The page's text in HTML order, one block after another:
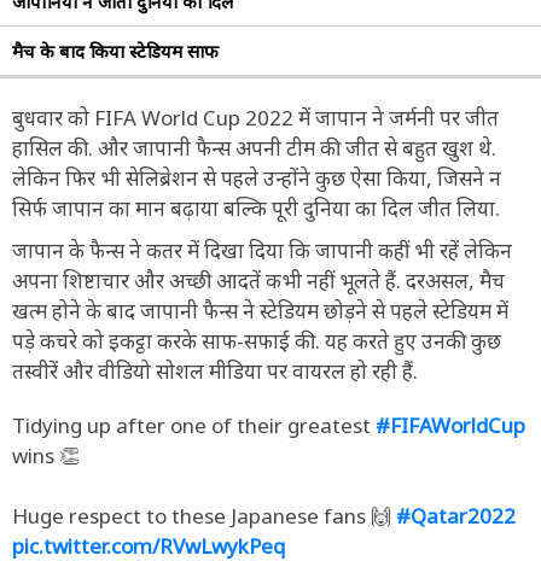
मैच के बाद किया स्टेडियम साफ
बुधवार को FIFA World Cup 2022 में जापान ने जर्मनी पर जीत
हासिल की. और जापानी फैन्स अपनी टीम की जीत से बहुत खुश थे.
लेकिन फिर भी सेलिब्रेशन से पहले उन्होंने कुछ ऐसा किया, जिसने न
सिर्फ जापान का मान बढ़ाया बल्कि पूरी दुनिया का दिल जीत लिया.
जापान के फैन्स ने कतर में दिखा दिया कि जापानी कहीं भी रहें लेकिन
अपना शिष्टाचार और अच्छी आदतें कभी नहीं भूलते हैं. दरअसल, मैच
खत्म होने के बाद जापानी फैन्स ने स्टेडियम छोड़ने से पहले स्टेडियम में
पड़े कचरे को इकट्ठा करके साफ-सफाई की. यह करते हुए उनकी कुछ
तस्वीरें और वीडियो सोशल मीडिया पर वायरल हो रही हैं.
Tidying up after one of their greatest #FIFAWorldCup
wins 👏
Huge respect to these Japanese fans 🙌 #Qatar2022
pic.twitter.com/RVwLwykPeq